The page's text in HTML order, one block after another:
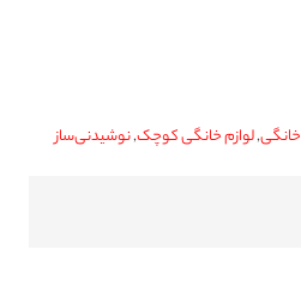
خانگی,لوازم خانگی کوچک,نوشیدنی‌ساز